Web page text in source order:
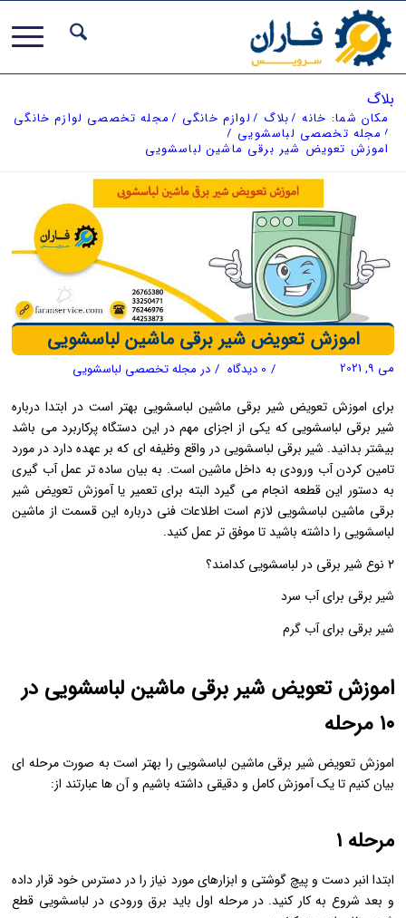
بلاگ
مکان شما: خانه /بلاگ / لوازم خانگی / مجله تخصصی لوازم خانگی
/ مجله تخصصی لباسشویی /
اموزش تعویض شیر برقی ماشین لباسشویی
اموزش تعویض شیر برقی ماشین لباسشویی
می 9, 2021 / 0 دیدگاه / در مجله تخصصی لباسشویی
برای اموزش تعویض شیر برقی ماشین لباسشویی بهتر است در ابتدا درباره
شیر برقی لباسشویی که یکی از اجزای مهم در این دستگاه پرکاربرد می باشد
بیشتر بدانید. شیر برقی لباسشویی در واقع وظیفه ای که بر عهده دارد در مورد
تامین کردن آب ورودی به داخل ماشین است. به بیان ساده تر عمل آب گیری
به دستور این قطعه انجام می گیرد البته برای تعمیر یا آموزش تعویض شیر
برقی ماشین لباسشویی لازم است اطلاعات فنی درباره این قسمت از ماشین
لباسشویی را داشته باشید تا موفق تر عمل کنید.
۲ نوع شیر برقی در لباسشویی کدامند؟
شیر برقی برای آب سرد
شیر برقی برای آب گرم
اموزش تعویض شیر برقی ماشین لباسشویی در
۱۰ مرحله
اموزش تعویض شیر برقی ماشین لباسشویی را بهتر است به صورت مرحله ای
بیان کنیم تا یک آموزش کامل و دقیقی داشته باشیم و آن ها عبارتند از:
مرحله ۱
ابتدا انبر دست و پیچ گوشتی و ابزارهای مورد نیاز را در دسترس خود قرار داده
و بعد شروع به کار کنید. در مرحله اول باید برق ورودی در لباسشویی قطع